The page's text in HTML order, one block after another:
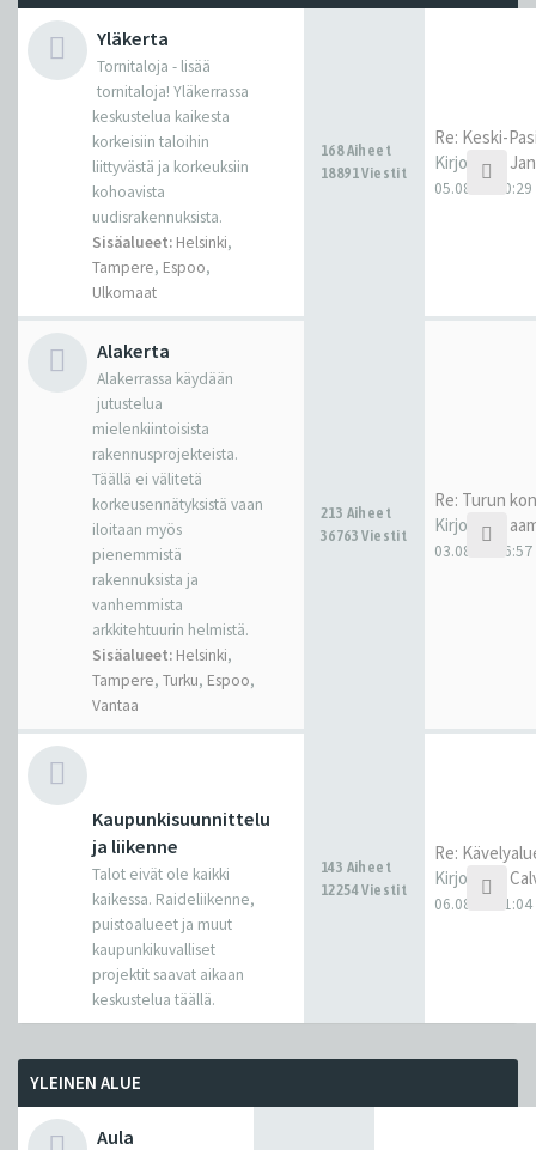
Yläkerta
Tornitaloja - lisää
tornitaloja! Yläkerrassa
keskustelua kaikesta
korkeisiin taloihin
liittyvästä ja korkeuksiin
kohoavista
uudisrakennuksista.
Sisäalueet: Helsinki,
Tampere, Espoo,
Ulkomaat
168 Aiheet
18891 Viestit
Re: Keski-
Kirjoittaja
05.08.26 20:29
Alakerta
Alakerrassa käydään
jutustelua
mielenkiintoisista
rakennusprojekteista.
Täällä ei välitetä
korkeusennätyksistä vaan
iloitaan myös
pienemmistä
rakennuksista ja
vanhemmista
arkkitehtuurin helmistä.
Sisäalueet: Helsinki,
Tampere, Turku, Espoo,
Vantaa
213 Aiheet
36763 Viestit
Re: Turun
Kirjoittaja
03.08.26 16:57
Kaupunkisuunnittelu
ja liikenne
Talot eivät ole kaikki
kaikessa. Raideliikenne,
puistoalueet ja muut
kaupunkikuvalliset
projektit saavat aikaan
keskustelua täällä.
143 Aiheet
12254 Viestit
Kirjoittaja
06.08.26 11:04
YLEINEN ALUE
Aula